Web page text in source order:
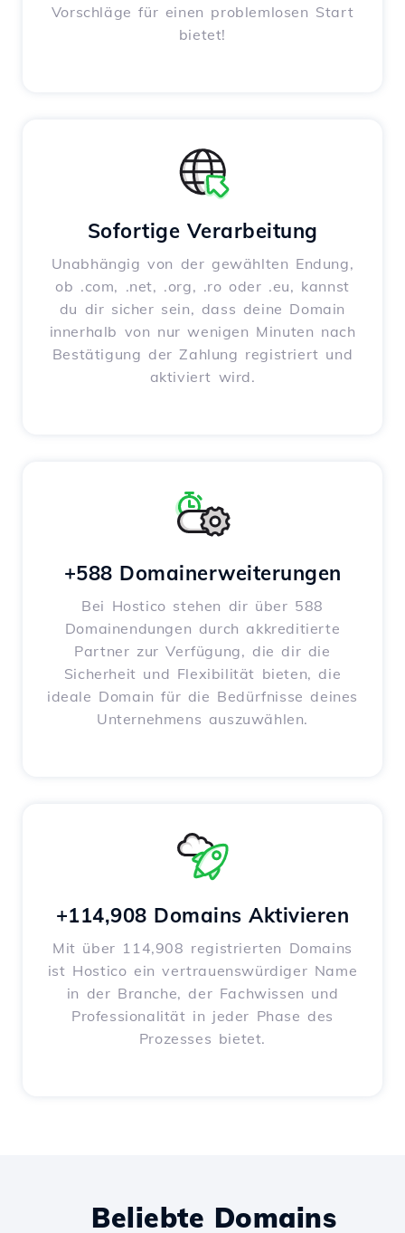
Vorschläge für einen problemlosen Start
bietet!
Sofortige Verarbeitung
Unabhängig von der gewählten Endung,
ob .com, .net, .org, .ro oder .eu, kannst
du dir sicher sein, dass deine Domain
innerhalb von nur wenigen Minuten nach
Bestätigung der Zahlung registriert und
aktiviert wird.
+588 Domainerweiterungen
Bei Hostico stehen dir über 588
Domainendungen durch akkreditierte
Partner zur Verfügung, die dir die
Sicherheit und Flexibilität bieten, die
ideale Domain für die Bedürfnisse deines
Unternehmens auszuwählen.
+114,908 Domains Aktivieren
Mit über 114,908 registrierten Domains
ist Hostico ein vertrauenswürdiger Name
in der Branche, der Fachwissen und
Professionalität in jeder Phase des
Prozesses bietet.
Beliebte Domains